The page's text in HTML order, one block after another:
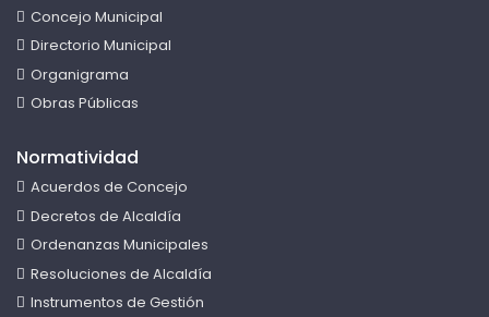
Concejo Municipal
Directorio Municipal
Organigrama
Obras Públicas
Normatividad
Acuerdos de Concejo
Decretos de Alcaldía
Ordenanzas Municipales
Resoluciones de Alcaldía
Instrumentos de Gestión